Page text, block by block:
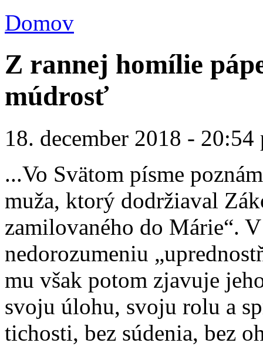
Domov
Z rannej homílie
múdrosť
18. december 2018 -
...Vo Svätom písme
muža, ktorý dodržiaval
zamilovaného do Márie“.
nedorozumeniu
mu však potom zjavuje
svoju úlohu, svoju rolu a
tichosti, bez súdenia, bez